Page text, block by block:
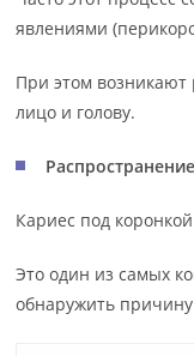
явлениями
При этом
лицо и голову.
Кариес под коронкой
Это один из самых
обнаружить причину